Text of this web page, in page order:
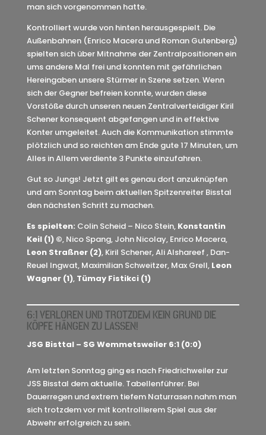
man sich vorgenommen hatte.
Kontrolliert wurde von hinten herausgespielt. Die
Außenbahnen (Enrico Macera und Roman Gutenberg)
spielten sich über Mitnahme der Zentralpositionen ein
ums andere Mal frei und konnten mit gefährlichen
Hereingaben unsere Stürmer in Szene setzen. Wenn
sich der Gegner befreien konnte, wurden diese
Vorstöße durch unseren neuen Zentralverteidiger Kiril
Schener konsequent abgefangen und in effektive
Konter umgeleitet. Auch die Kommunikation stimmte
plötzlich und so reichten am Ende gute 17 Minuten, um
Alles in Allem verdiente 3 Punkte einzufahren.
Gut so Jungs! Jetzt gilt es genau dort anzuknüpfen
und am Sonntag beim aktuellen Spitzenreiter Bisstal
den nächsten Schritt zu machen.
Es spielten: Colin Scheid – Nico Stein, Konstantin
Keil (1) ©, Nico Spang, John Nicolay, Enrico Macera,
Leon Straßner (2), Kiril Schener, Ali Alshareef , Dan-
Reuel Ingwat, Maximilian Schweitzer, Max Grell, Leon
Wagner (1), Tümay Fistikci (1)
6:1 VERLOREN UND TROTZDEM KEIN GRUND DIE
KÖPFE HÄNGEN ZU LASSEN!
JSG Bisttal – SG Wemmetsweiler 6:1 (0:0)
Am letzten Sonntag ging es nach Friedrichweiler zur
JSS Bisstal dem aktuelle. Tabellenführer. Bei
Dauerregen und extrem tiefem Naturrasen nahm man
sich trotzdem vor mit kontrollierem Spiel aus der
Abwehr erfolgreich zu sein.